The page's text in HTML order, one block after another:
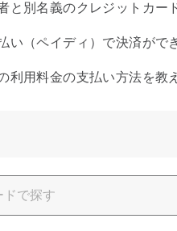
と別名義のクレジットカー
い（ペイディ）で決済がで
利用料金の支払い方法を教